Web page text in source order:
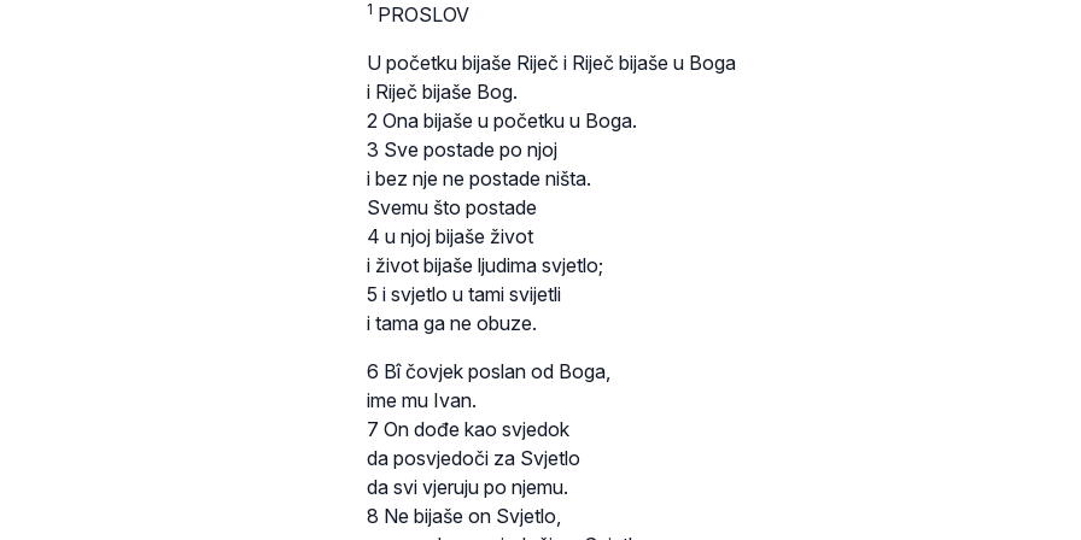
1 PROSLOV
U početku bijaše Riječ i Riječ bijaše u Boga
i Riječ bijaše Bog.
2 Ona bijaše u početku u Boga.
3 Sve postade po njoj
i bez nje ne postade ništa.
Svemu što postade
4 u njoj bijaše život
i život bijaše ljudima svjetlo;
5 i svjetlo u tami svijetli
i tama ga ne obuze.
6 Bî čovjek poslan od Boga,
ime mu Ivan.
7 On dođe kao svjedok
da posvjedoči za Svjetlo
da svi vjeruju po njemu.
8 Ne bijaše on Svjetlo,